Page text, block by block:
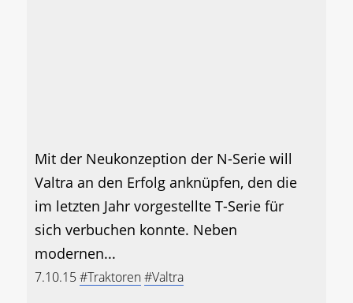
Mit der Neukonzeption der N-Serie will
Valtra an den Erfolg anknüpfen, den die
im letzten Jahr vorgestellte T-Serie für
sich verbuchen konnte. Neben
modernen...
7.10.15#Traktoren#Valtra